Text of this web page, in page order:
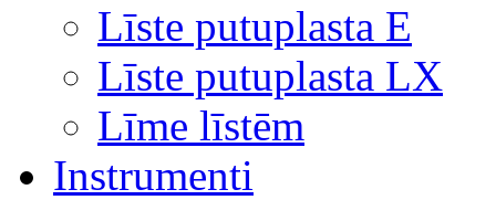
Līste putuplasta E
Līste putuplasta LX
Līme līstēm
Instrumenti